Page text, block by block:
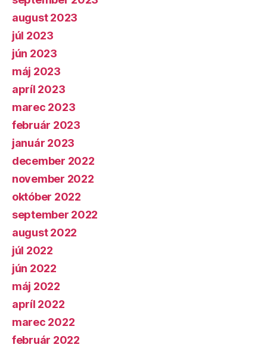
august 2023
júl 2023
jún 2023
máj 2023
apríl 2023
marec 2023
február 2023
január 2023
december 2022
november 2022
október 2022
september 2022
august 2022
júl 2022
jún 2022
máj 2022
apríl 2022
marec 2022
február 2022